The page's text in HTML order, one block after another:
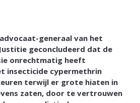
generaal van het
geconcludeerd dat de
onrechtmatig heeft
insecticide cypermethrin
terwijl er grote hiaten in
zaten, door te vertrouwen